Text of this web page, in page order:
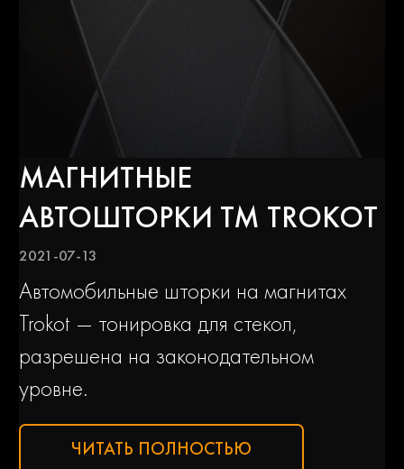
Pontiac
Porsche
Renault
royce
Scania Seat
Skoda Smart
МАГНИТНЫЕ
АВТОШТОРКИ ТМ TROKOT
2021-07-13
Автомобильные шторки на магнитах
Trokot — тонировка для стекол,
разрешена на законодательном
уровне.
ЧИТАТЬ ПОЛНОСТЬЮ